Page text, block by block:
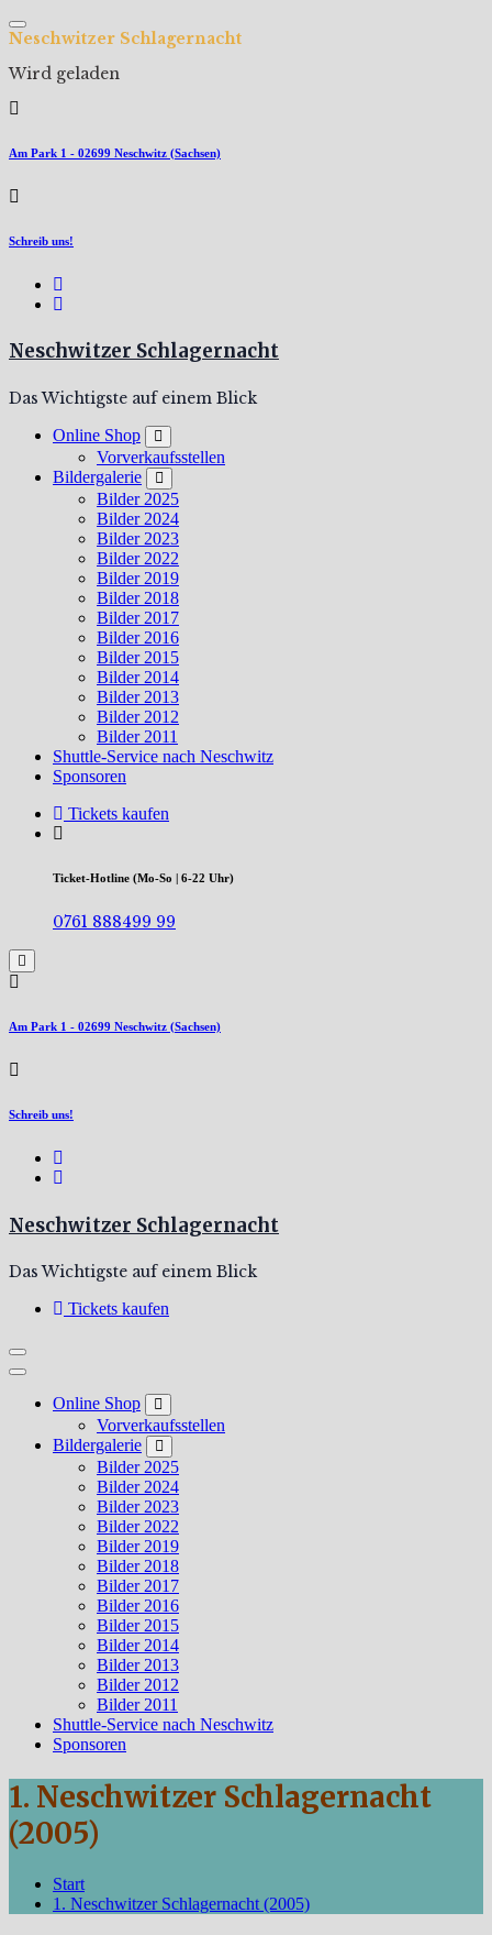
Zum
Inhalt
Neschwitzer Schlagernacht
Wird geladen
Am Park 1 - 02699 Neschwitz (Sachsen)
Schreib uns!
Neschwitzer Schlagernacht
Das Wichtigste auf einem Blick
Online Shop
Vorverkaufsstellen
Bildergalerie
Bilder 2025
Bilder 2024
Bilder 2023
Bilder 2022
Bilder 2019
Bilder 2018
Bilder 2017
Bilder 2016
Bilder 2015
Bilder 2014
Bilder 2013
Bilder 2012
Bilder 2011
Shuttle-Service nach Neschwitz
Sponsoren
Tickets kaufen
Ticket-Hotline (Mo-So | 6-22 Uhr)
0761 888499 99
Am Park 1 - 02699 Neschwitz (Sachsen)
Schreib uns!
Neschwitzer Schlagernacht
Das Wichtigste auf einem Blick
Tickets kaufen
Online Shop
Vorverkaufsstellen
Bildergalerie
Bilder 2025
Bilder 2024
Bilder 2023
Bilder 2022
Bilder 2019
Bilder 2018
Bilder 2017
Bilder 2016
Bilder 2015
Bilder 2014
Bilder 2013
Bilder 2012
Bilder 2011
Shuttle-Service nach Neschwitz
Sponsoren
1. Neschwitzer Schlagernacht
(2005)
Start
1. Neschwitzer Schlagernacht (2005)